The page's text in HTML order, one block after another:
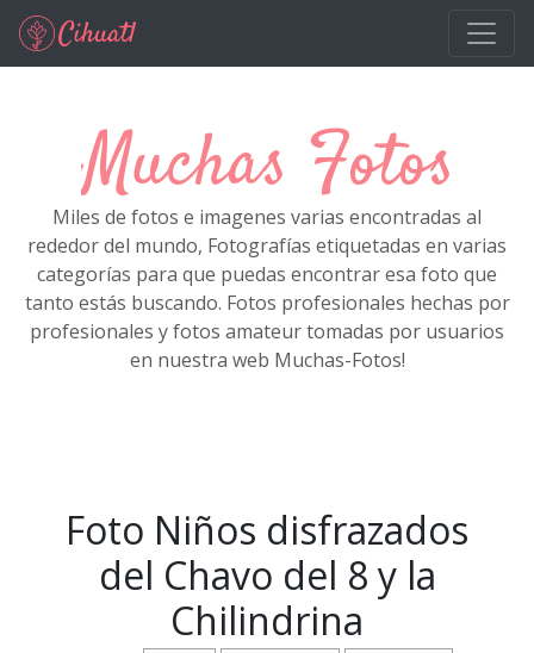
Ir al contenido principal
Muchas Fotos
Miles de fotos e imagenes varias encontradas al
rededor del mundo, Fotografías etiquetadas en varias
categorías para que puedas encontrar esa foto que
tanto estás buscando. Fotos profesionales hechas por
profesionales y fotos amateur tomadas por usuarios
en nuestra web Muchas-Fotos!
Foto Niños disfrazados
del Chavo del 8 y la
Chilindrina